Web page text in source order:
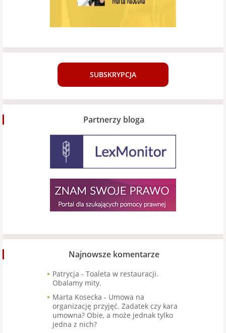
SUBSKRYPCJA
Partnerzy bloga
Najnowsze komentarze
Patrycja - Toaleta w restauracji.
Obalamy mity.
Marta Kosecka - Umowa na
organizację przyjęć. Zadatek czy kara
umowna? Obie, a może jednak tylko
jedna z nich?